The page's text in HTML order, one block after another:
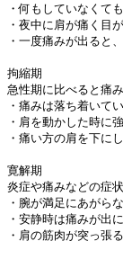
・何もしていなくて
・夜中に肩が痛く目
・一度痛みが出ると
拘縮期
急性期に比べると痛
・痛みは落ち着いて
・肩を動かした時に
・痛い方の肩を下に
寛解期
炎症や痛みなどの症
・腕が満足にあがら
・安静時は痛みが出
・肩の筋肉が突っ張